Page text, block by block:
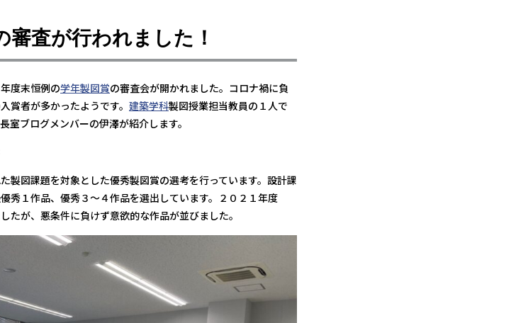
審査が行われました！
度末恒例の学年製図賞の審査会が開かれました。コロナ禍に負
賞者が多かったようです。 建築学科製図授業担当教員の１人で
室ブログメンバーの伊澤が紹介します。
製図課題を対象とした優秀製図賞の選考を行っています。設計課
秀１作品、優秀３〜４作品を選出しています。２０２１年度
が、悪条件に負けず意欲的な作品が並びました。